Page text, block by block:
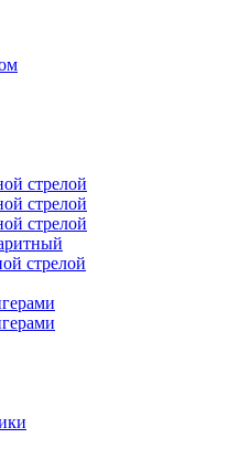
стрелой
стрелой
стрелой
стрелой